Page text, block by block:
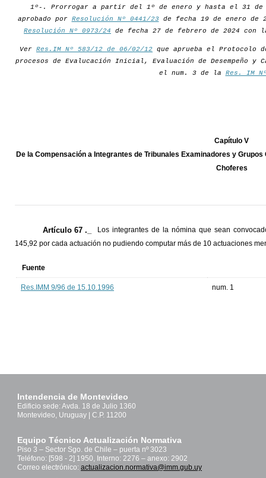
1º-. Prorrogar a partir del 1º de enero y hasta el 31 de
aprobado por Resolución Nº 0441/23de fecha 19 de enero de
Resolución Nº 0973/24 de fecha 27 de febrero de 2024 con
Ver Res.IM Nº 583/12 de 06/02/12 que aprueba el Protocolo
procesos de Evalucación Inicial, Evaluación de Desempeño
el num. 3 de la Res. IM
Capítulo V
De la Compensación a Integrantes de Tribunales Examinadores y
Choferes
Artículo 67 ._
Los integrantes de la nómina que sean
145,92 por cada actuación no pudiendo computar más de 10 actuaciones
Fuente
Res.IMM 9/96 de 15.10.1996 num. 1
Intendencia de Montevideo
Edificio sede: Avda. 18 de Julio 1360
Montevideo, Uruguay | C.P. 11200
Equipo Técnico Actualización Normativa
Piso 3 – Sector Sgo. de Chile – puerta nº 3023
Teléfono: [598 - 2] 1950, Interno: 2276 – anexo: 2902
Correo electrónico: actualizacion.normativa@imm.gub.uy